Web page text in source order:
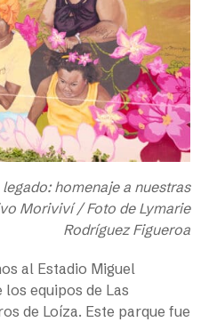
homenaje a nuestras
Moriviví / Foto de Lymarie
Rodríguez Figueroa
al Estadio Miguel
los equipos de Las
de Loíza. Este parque fue